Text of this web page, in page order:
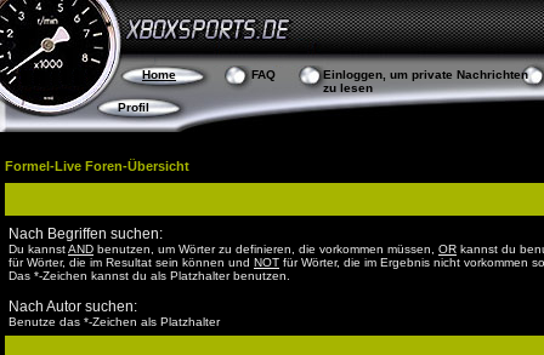
FAQ
Einloggen, um private Nachrichten
zu lesen
Profil
Home
Formel-Live Foren-Übersicht
Nach Begriffen suchen:
Du kannstAND benutzen, um Wörter zu definieren, die vorkommen müssen, OR kannst du
für Wörter, die im Resultat sein können und NOT für Wörter, die im Ergebnis nicht vorkommen
Das *-Zeichen kannst du als Platzhalter benutzen.
Nach Autor suchen:
Benutze das *-Zeichen als Platzhalter